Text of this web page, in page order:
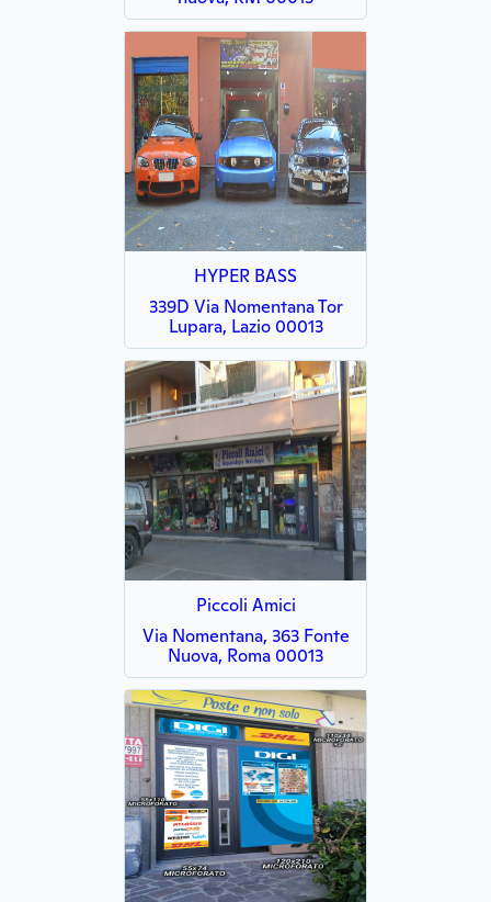
HYPER BASS
339D Via Nomentana Tor
Lupara, Lazio 00013
Piccoli Amici
Via Nomentana, 363 Fonte
Nuova, Roma 00013